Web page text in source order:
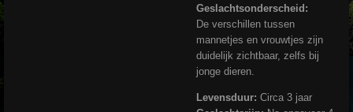
Geslachtsonderscheid:
De verschillen tussen
mannetjes en vrouwtjes zijn
duidelijk zichtbaar, zelfs bij
jonge dieren.
Levensduur: Circa 3 jaar